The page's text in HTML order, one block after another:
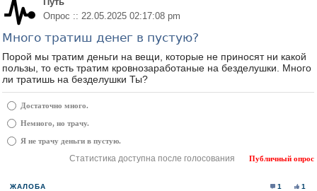
Опрос :: 22.05.2025 02:17:08 pm
Много тратиш денег в пустую?
Порой мы тратим деньги на вещи, которые не приносят ни какой
пользы, то есть тратим кровнозаработаные на безделушки. Много
ли тратишь на безделушки Ты?
Достаточно много.
Немного, но трачу.
Я не трачу деньги в пустую.
Статистика доступна после голосования Публичный опрос
ЖАЛОБА 1 1